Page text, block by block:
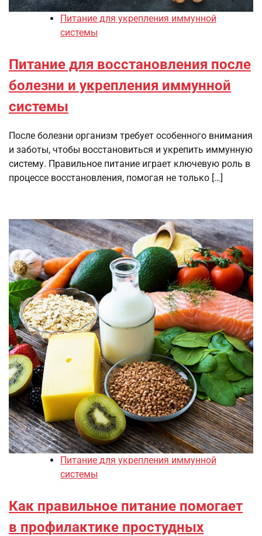
Питание для укрепления иммунной
системы
Питание для восстановления после
болезни и укрепления иммунной
системы
После болезни организм требует особенного внимания
и заботы, чтобы восстановиться и укрепить иммунную
систему. Правильное питание играет ключевую роль в
процессе восстановления, помогая не только […]
Питание для укрепления иммунной
системы
Как правильное питание помогает
в профилактике простудных